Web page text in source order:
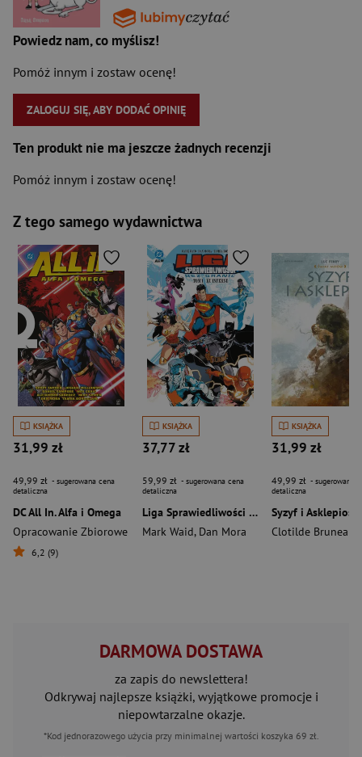
Powiedz nam, co myślisz!
Pomóż innym i zostaw ocenę!
ZALOGUJ SIĘ, ABY DODAĆ OPINIĘ
Ten produkt nie ma jeszcze żadnych recenzji
Pomóż innym i zostaw ocenę!
Z tego samego wydawnictwa
KSIĄŻKA
31,99 zł
49,99 zł - sugerowana cena
detaliczna
DC All In. Alfa i Omega
Opracowanie Zbiorowe
6,2 (9)
KSIĄŻKA
37,77 zł
59,99 zł - sugerowana cena
detaliczna
Liga Sprawiedliwości bez Granic. Tom 1. Ku infernu
Mark Waid, Dan Mora
KSIĄŻKA
31,99 zł
49,99 zł - sugerowana
detaliczna
Clotilde Bruneau
DARMOWA DOSTAWA
za zapis do newslettera!
Odkrywaj najlepsze książki, wyjątkowe promocje i
niepowtarzalne okazje.
*Kod jednorazowego użycia przy minimalnej wartości koszyka 69 zł.